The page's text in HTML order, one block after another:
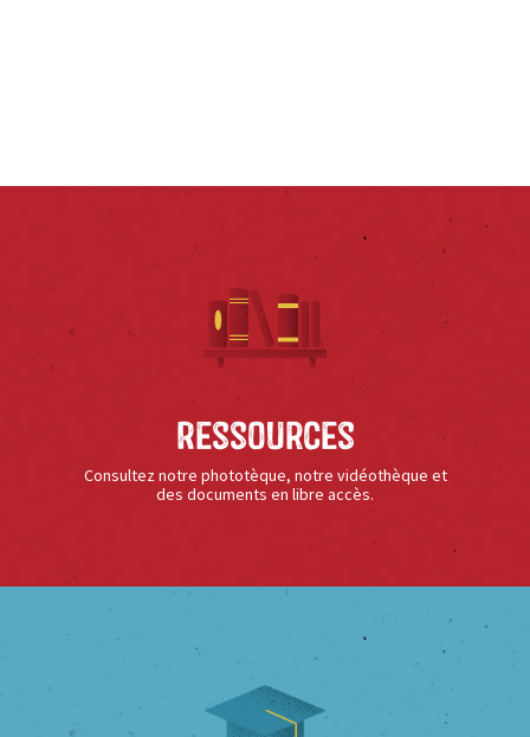
Ressources
Consultez notre phototèque, notre vidéothèque et
des documents en libre accès.